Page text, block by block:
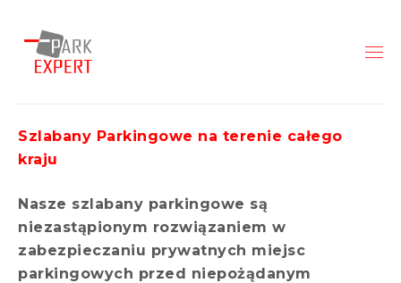
Szlabany Parkingowe na terenie całego
kraju
Nasze szlabany parkingowe są
niezastąpionym rozwiązaniem w
zabezpieczaniu prywatnych miejsc
parkingowych przed niepożądanym